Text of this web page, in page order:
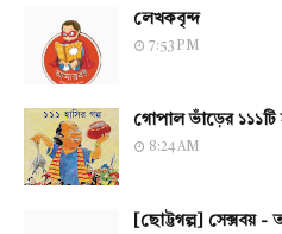
লেখকবৃন্দ
7:53 PM
গোপাল ভাঁড়ের ১১১টি
8:24 AM
[ছোট্টগল্প] সেক্সবয় -